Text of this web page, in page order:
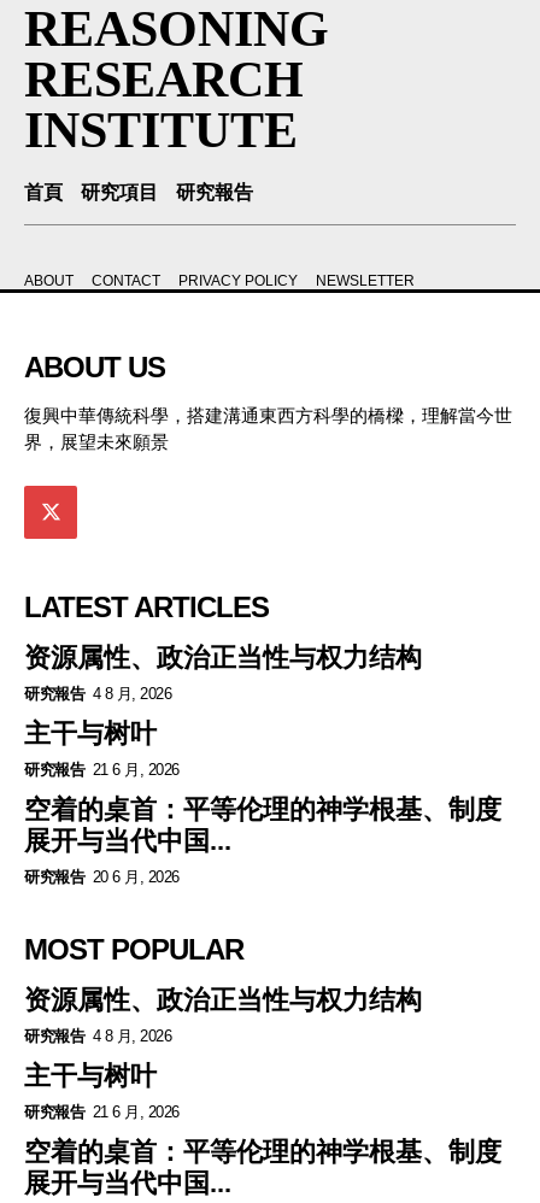
REASONING
RESEARCH
INSTITUTE
首頁 研究項目 研究報告
ABOUT CONTACT PRIVACY POLICY NEWSLETTER
ABOUT US
復興中華傳統科學，搭建溝通東西方科學的橋樑，理解當今世
界，展望未來願景
LATEST ARTICLES
资源属性、政治正当性与权力结构
研究報告 4 8 月, 2026
主干与树叶
研究報告 21 6 月, 2026
空着的桌首：平等伦理的神学根基、制度
展开与当代中国...
研究報告 20 6 月, 2026
MOST POPULAR
资源属性、政治正当性与权力结构
研究報告 4 8 月, 2026
主干与树叶
研究報告 21 6 月, 2026
空着的桌首：平等伦理的神学根基、制度
展开与当代中国...